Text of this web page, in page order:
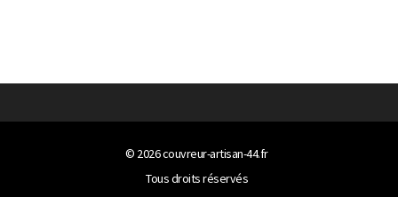
© 2026couvreur-artisan-44.fr
Tous droits réservés